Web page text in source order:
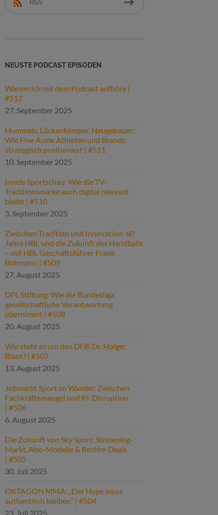
RSS
NEUSTE PODCAST EPISODEN
Warum ich mit dem Podcast aufhöre |
#512
27. September 2025
Hummels, Lückenkemper, Neugebauer:
Wie Five Aside Athleten und Brands
strategisch positioniert | #511
10. September 2025
Inside Sportschau: Wie die TV-
Traditionsmarke auch digital relevant
bleibt | #510
3. September 2025
Zwischen Tradition und Innovation: 60
Jahre HBL und die Zukunft des Handballs
– mit HBL Geschäftsführer Frank
Bohmann | #509
27. August 2025
DFL Stiftung: Wie die Bundesliga
gesellschaftliche Verantwortung
übernimmt | #508
20. August 2025
Wie steht es um den DFB, Dr. Holger
Blask? | #507
13. August 2025
Jobmarkt Sport im Wandel: Zwischen
Fachkräftemangel und KI-Disruption
| #506
6. August 2025
Die Zukunft von Sky Sport: Streaming-
Markt, Abo-Modelle & Rechte-Deals
| #505
30. Juli 2025
OKTAGON MMA: „Der Hype muss
authentisch bleiben“ | #504
23. Juli 2025